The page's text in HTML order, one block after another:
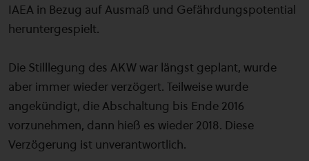
IAEA in Bezug auf Ausmaß und Gefährdungspotential
heruntergespielt.
Die Stilllegung des AKW war längst geplant, wurde
aber immer wieder verzögert. Teilweise wurde
angekündigt, die Abschaltung bis Ende 2016
vorzunehmen, dann hieß es wieder 2018. Diese
Verzögerung ist unverantwortlich.